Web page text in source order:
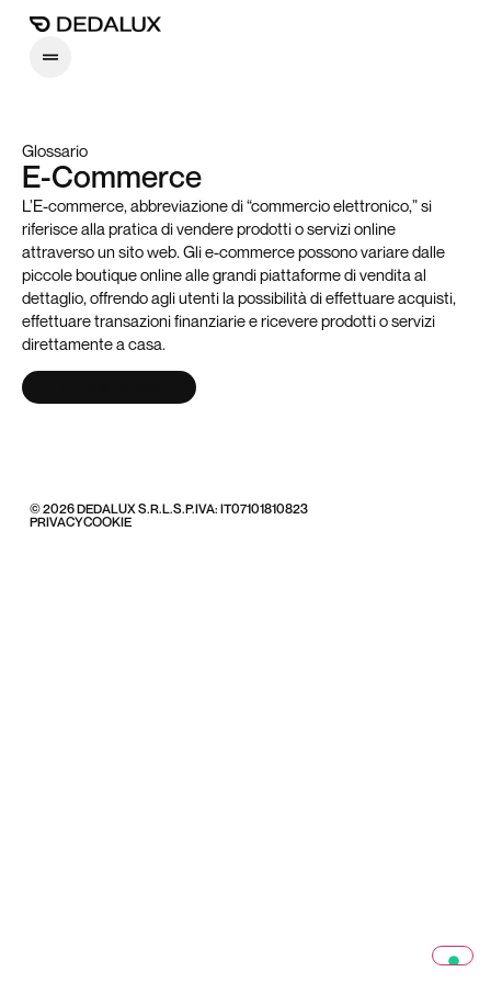
Glossario
E-Commerce
L’E-commerce, abbreviazione di “commercio elettronico,” si
riferisce alla pratica di vendere prodotti o servizi online
attraverso un sito web. Gli e-commerce possono variare dalle
piccole boutique online alle grandi piattaforme di vendita al
dettaglio, offrendo agli utenti la possibilità di effettuare acquisti,
effettuare transazioni finanziarie e ricevere prodotti o servizi
direttamente a casa.
© 2026 DEDALUX S.R.L.S.P.IVA: IT07101810823
PRIVACYCOOKIE